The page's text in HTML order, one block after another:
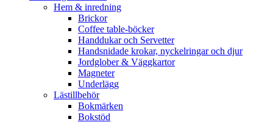
Hem & inredning
Brickor
Coffee table-böcker
Handdukar och Servetter
Handsnidade krokar, nyckelringar och djur
Jordglober & Väggkartor
Magneter
Underlägg
Lästillbehör
Bokmärken
Bokstöd